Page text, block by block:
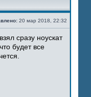
20 мар 2018, 22:32
сразу ноускат
будет все